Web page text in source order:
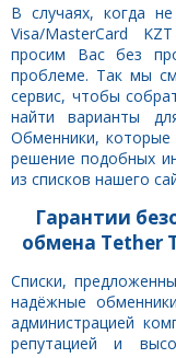
В случаях, когда
Visa/MasterCard
просим Вас без
проблеме. Так мы
сервис, чтобы
найти варианты
Обменники, которые
решение подобных
из списков нашего
Гарантии
обмена Tether
Списки,
надёжные
администрацией
репутацией и